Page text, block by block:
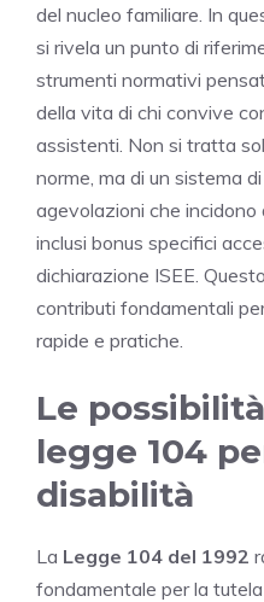
del nucleo familiare. In
si rivela un punto di
strumenti normativi
della vita di chi convive
assistenti. Non si tratta
norme, ma di un sistema
agevolazioni che incidono
inclusi bonus specifici
dichiarazione ISEE.
contributi fondamentali
rapide e pratiche.
Le
legge 104
disabilità
La Legge 104 del 1992
fondamentale per la